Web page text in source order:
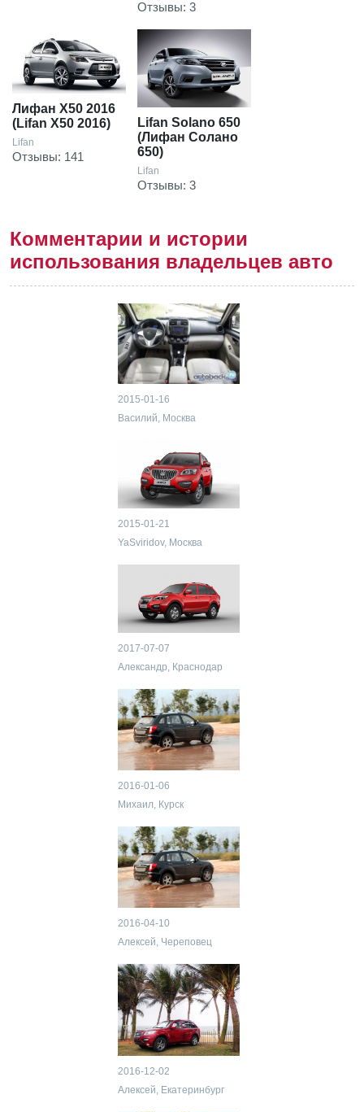
Отзывы: 3
Лифан Х50 2016
(Lifan X50 2016)
Lifan
Отзывы: 141
Lifan Solano 650
(Лифан Солано
650)
Lifan
Отзывы: 3
Комментарии и истории
использования владельцев авто
2015-01-16
Василий, Москва
2015-01-21
YaSviridov, Москва
2017-07-07
Александр, Краснодар
2016-01-06
Михаил, Курск
2016-04-10
Алексей, Череповец
2016-12-02
Алексей, Екатеринбург